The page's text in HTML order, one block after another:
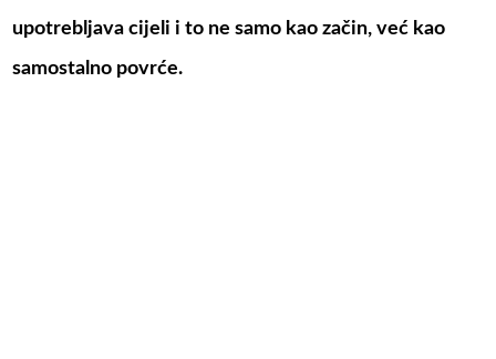
upotrebljava cijeli i to ne samo kao začin, već kao
samostalno povrće.